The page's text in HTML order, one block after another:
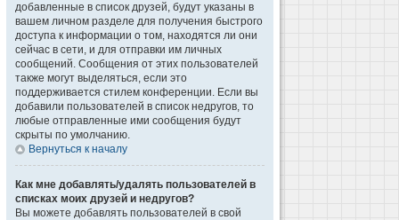
добавленные в список друзей, будут указаны в
вашем личном разделе для получения быстрого
доступа к информации о том, находятся ли они
сейчас в сети, и для отправки им личных
сообщений. Сообщения от этих пользователей
также могут выделяться, если это
поддерживается стилем конференции. Если вы
добавили пользователей в список недругов, то
любые отправленные ими сообщения будут
скрыты по умолчанию.
Вернуться к началу
Как мне добавлять/удалять пользователей в
списках моих друзей и недругов?
Вы можете добавлять пользователей в свой